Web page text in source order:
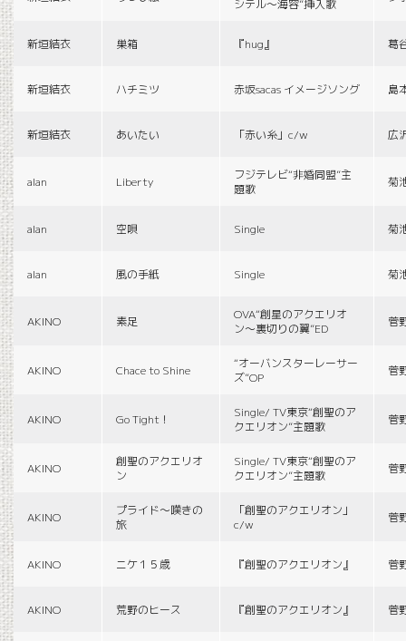
シテル〜海容”挿入歌
新垣結衣 巣箱 『hug』 葛
新垣結衣 ハチミツ 赤坂sacas イメージソング 島
新垣結衣 あいたい 「赤い糸」c/w 広
alan Liberty
フジテレビ“非婚同盟”主
題歌
菊
alan 空唄 Single 菊
alan 風の手紙 Single 菊
AKINO 素足
OVA“創星のアクエリオ
ン〜裏切りの翼”ED
菅
AKINO Chace to Shine
“オーバンスターレーサー
ズ”OP
菅
AKINO Go Tight！
Single/ TV東京“創聖のア
クエリオン”主題歌
菅
AKINO
創聖のアクエリオ
ン
Single/ TV東京“創聖のア
クエリオン”主題歌
菅
AKINO
プライド〜嘆きの
旅
「創聖のアクエリオン」
c/w
菅
AKINO ニケ１５歳 『創聖のアクエリオン』 菅
AKINO 荒野のヒース 『創聖のアクエリオン』 菅